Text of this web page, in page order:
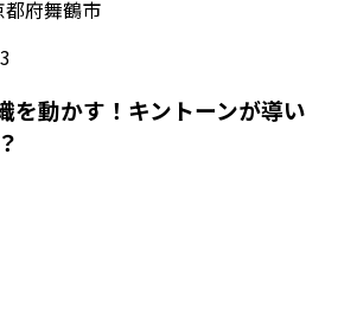
都府舞鶴市
を動かす！キントーンが導い